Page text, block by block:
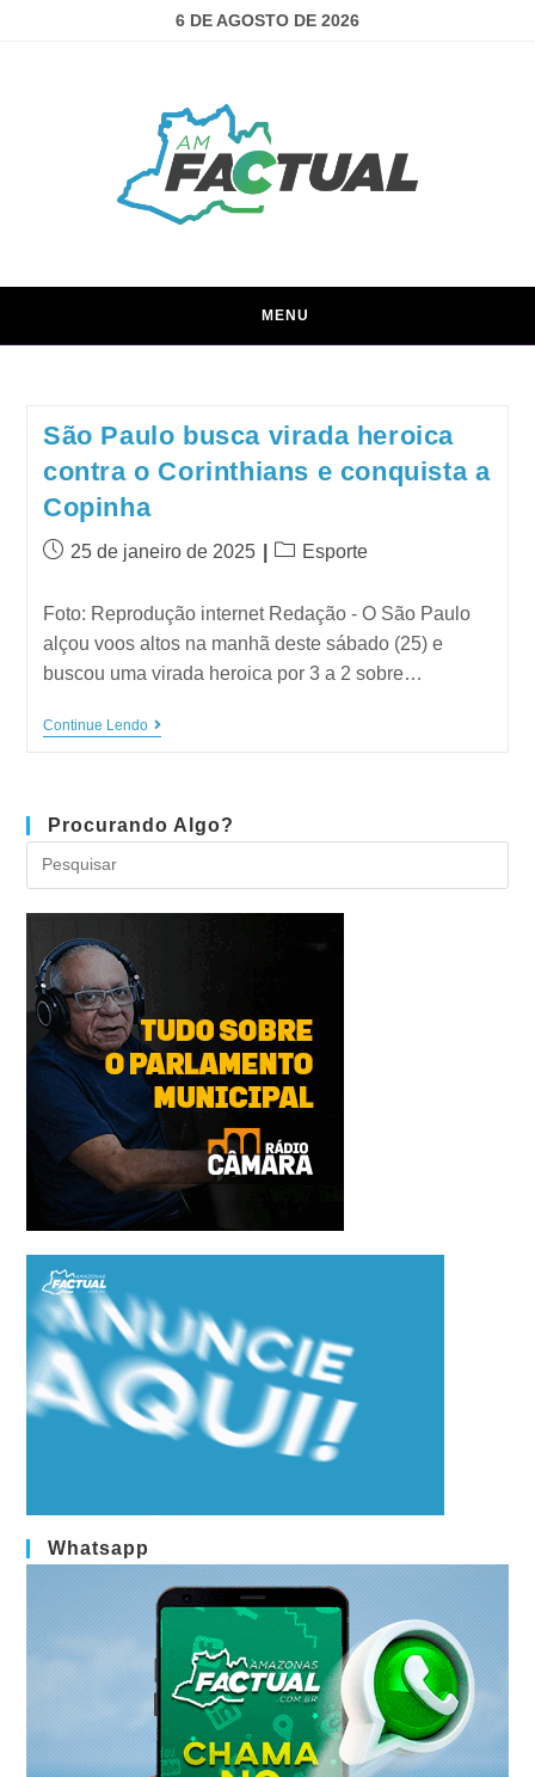
6 DE AGOSTO DE 2026
MENU
São Paulo busca virada heroica
contra o Corinthians e conquista a
Copinha
25 de janeiro de 2025 Esporte
Foto: Reprodução internet Redação - O São Paulo
alçou voos altos na manhã deste sábado (25) e
buscou uma virada heroica por 3 a 2 sobre…
Continue Lendo
Procurando Algo?
Whatsapp